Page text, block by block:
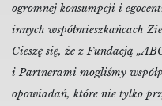
ogromnej konsumpcji i
innych współmieszkańcach
Cieszę się, że z Fundacją
i Partnerami mogliśmy
opowiadań, które nie tylko